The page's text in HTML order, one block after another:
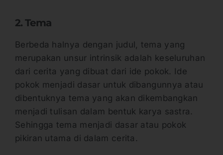
2. Tema
Berbeda halnya dengan judul, tema yang
merupakan unsur intrinsik adalah keseluruhan
dari cerita yang dibuat dari ide pokok. Ide
pokok menjadi dasar untuk dibangunnya atau
dibentuknya tema yang akan dikembangkan
menjadi tulisan dalam bentuk karya sastra.
Sehingga tema menjadi dasar atau pokok
pikiran utama di dalam cerita.